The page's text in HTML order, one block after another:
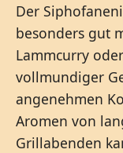
Der
besonders gut
Lammcurry
vollmundiger
angenehmen
Aromen von
Grillabenden